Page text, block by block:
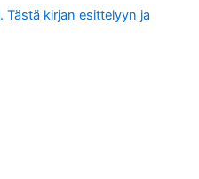
. Tästä kirjan esittelyyn ja